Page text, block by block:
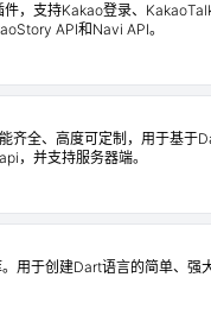
，支持Kakao登录、
API和Navi API。
齐全、高度可定制，用于基于
，并支持服务器端。
用于创建Dart语言的简单、强